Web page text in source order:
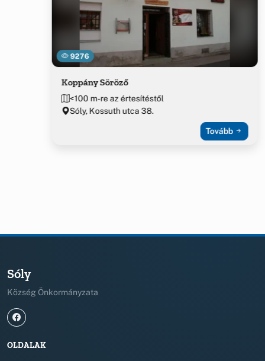
9276
Koppány Söröző
<100 m-re az értesítéstől
Sóly, Kossuth utca 38.
Tovább
Sóly
Község Önkormányzata
OLDALAK